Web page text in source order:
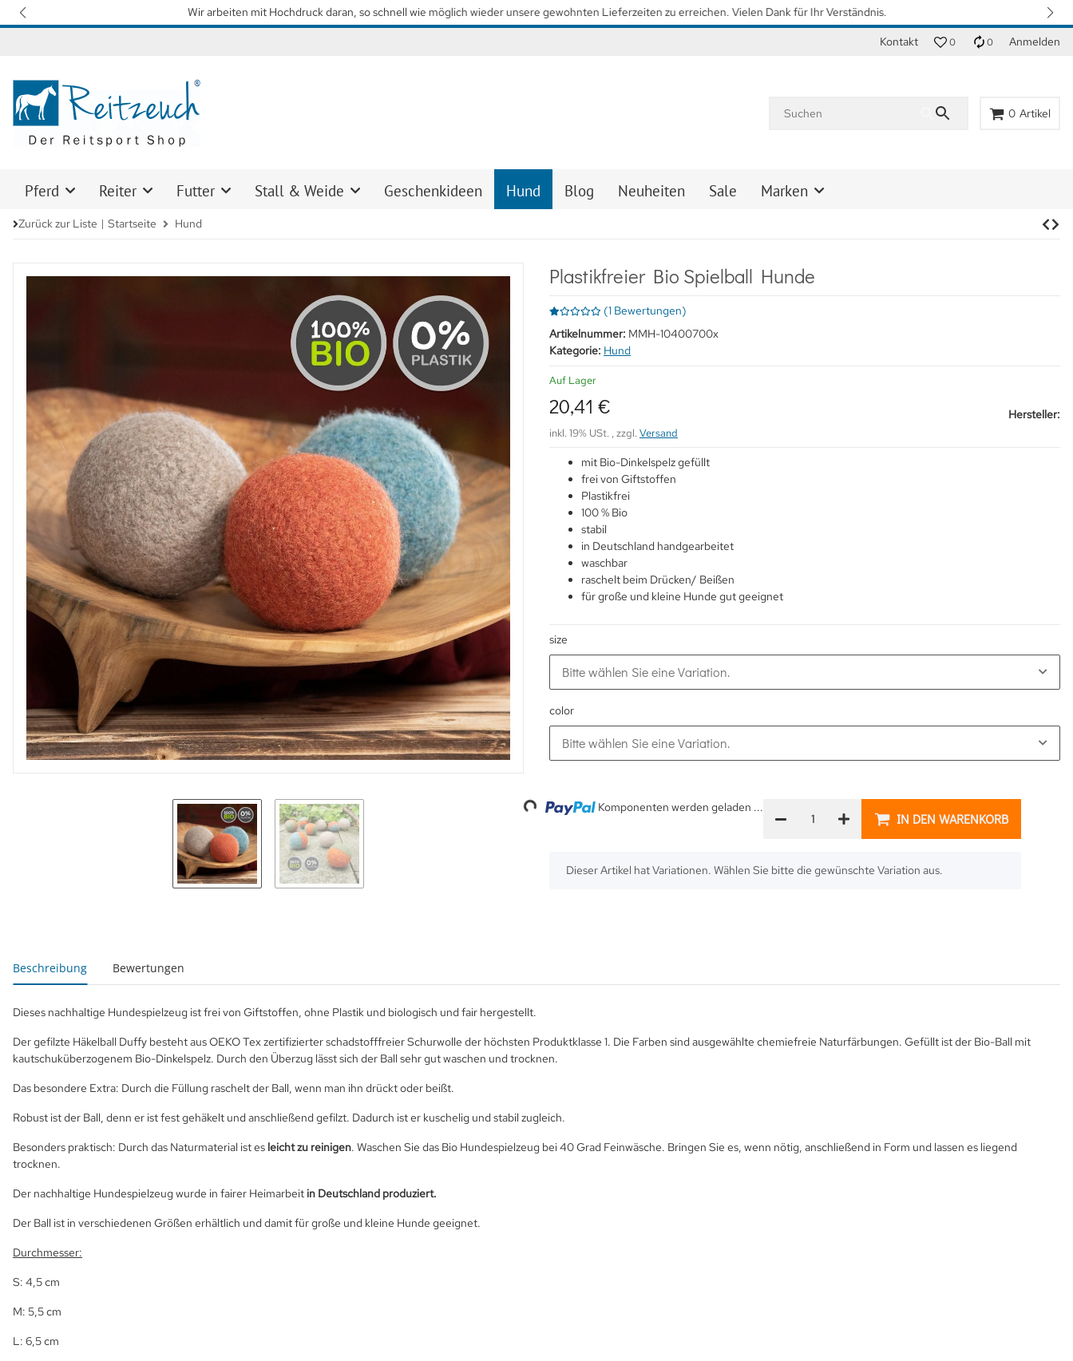
Wir arbeiten mit Hochdruck daran, so schnell wie möglich wieder unsere gewohnten Lieferzeiten zu erreichen. Vielen Dank für Ihr Verständnis.
Kontakt 0 0 Anmelden
0 Artikel
Pferd Reiter Futter Stall & Weide Geschenkideen Hund Blog Neuheiten Sale Marken
Zurück zur Liste Startseite Hund
Plastikfreier Bio Spielball Hunde
(1 Bewertungen)
Artikelnummer: MMH-10400700x
Kategorie: Hund
Auf Lager
20,41 €
inkl. 19% USt. , zzgl.Versand
Hersteller:
mit Bio-Dinkelspelz gefüllt
frei von Giftstoffen
Plastikfrei
100 % Bio
stabil
in Deutschland handgearbeitet
waschbar
raschelt beim Drücken/ Beißen
für große und kleine Hunde gut geeignet
size
Bitte wählen Sie eine Variation.
color
Bitte wählen Sie eine Variation.
IN DEN WARENKORB
Loading... Komponenten werden geladen ...
x
Dieser Artikel hat Variationen. Wählen Sie bitte die gewünschte Variation aus.
Beschreibung Bewertungen
Dieses nachhaltige Hundespielzeug ist frei von Giftstoffen, ohne Plastik und biologisch und fair hergestellt.
Der gefilzte Häkelball Duffy besteht aus OEKO Tex zertifizierter schadstofffreier Schurwolle der höchsten Produktklasse 1. Die Farben sind ausgewählte chemiefreie Naturfärbungen. Gefüllt ist der Bio-Ball mit
kautschuküberzogenem Bio-Dinkelspelz. Durch den Überzug lässt sich der Ball sehr gut waschen und trocknen.
Das besondere Extra: Durch die Füllung raschelt der Ball, wenn man ihn drückt oder beißt.
Robust ist der Ball, denn er ist fest gehäkelt und anschließend gefilzt. Dadurch ist er kuschelig und stabil zugleich.
Besonders praktisch: Durch das Naturmaterial ist es leicht zu reinigen. Waschen Sie das Bio Hundespielzeug bei 40 Grad Feinwäsche. Bringen Sie es, wenn nötig, anschließend in Form und lassen es liegend
trocknen.
Der nachhaltige Hundespielzeug wurde in fairer Heimarbeitin Deutschland produziert.
Der Ball ist in verschiedenen Größen erhältlich und damit für große und kleine Hunde geeignet.
Durchmesser:
S: 4,5 cm
M: 5,5 cm
L: 6,5 cm